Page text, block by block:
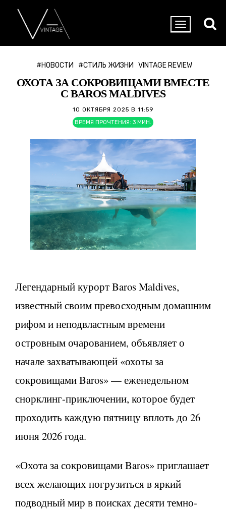
#НОВОСТИ #СТИЛЬ ЖИЗНИ VINTAGE REVIEW
ОХОТА ЗА СОКРОВИЩАМИ ВМЕСТЕ
С BAROS MALDIVES
10 ОКТЯБРЯ 2025 В 11:59
ВРЕМЯ ПРОЧТЕНИЯ: 3 МИН.
Легендарный курорт Baros Maldives,
известный своим превосходным домашним
рифом и неподвластным времени
островным очарованием, объявляет о
начале захватывающей «охоты за
сокровищами Baros» — еженедельном
снорклинг-приключении, которое будет
проходить каждую пятницу вплоть до 26
июня 2026 года.
«Охота за сокровищами Baros» приглашает
всех желающих погрузиться в яркий
подводный мир в поисках десяти темно-